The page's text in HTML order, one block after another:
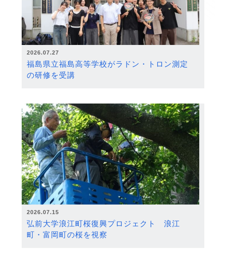
2026.07.27
福島県立福島高等学校がラドン・トロン測定
の研修を受講
2026.07.15
弘前大学浪江町桜復興プロジェクト 浪江
町・富岡町の桜を視察